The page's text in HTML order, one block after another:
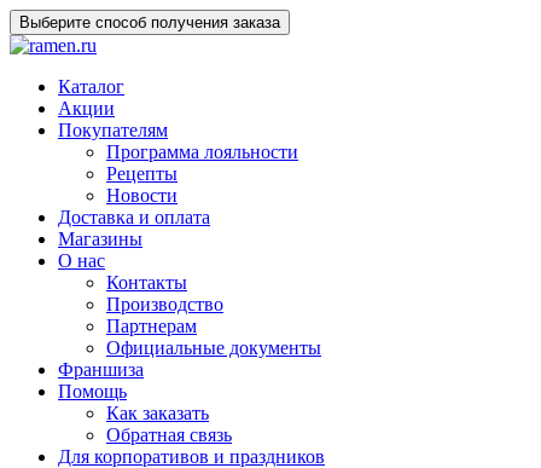
Выберите способ получения заказа
Каталог
Акции
Покупателям
Программа лояльности
Рецепты
Новости
Доставка и оплата
Магазины
О нас
Контакты
Производство
Партнерам
Официальные документы
Франшиза
Помощь
Как заказать
Обратная связь
Для корпоративов и праздников